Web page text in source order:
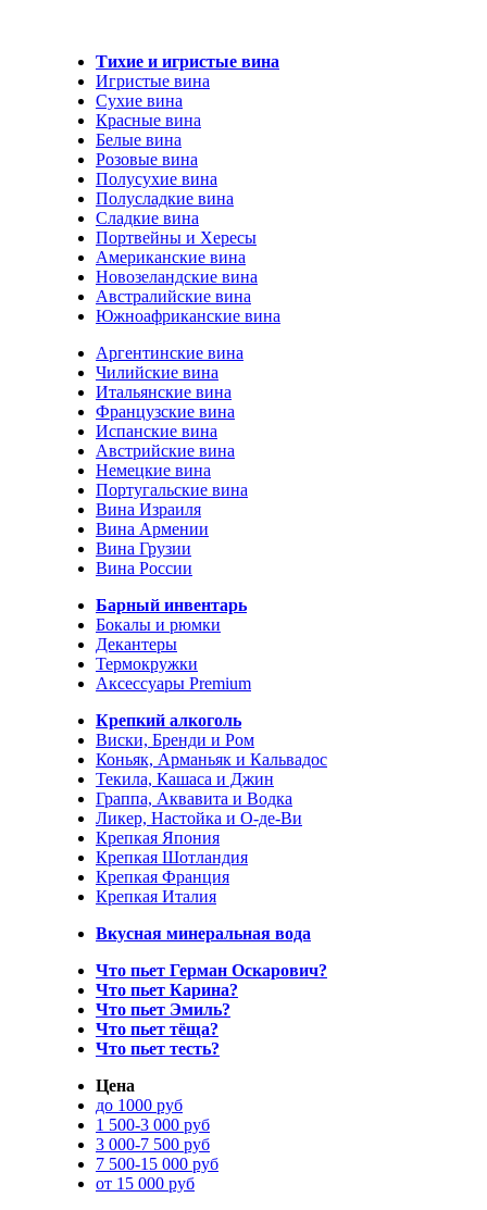
Тихие и игристые вина
Игристые вина
Сухие вина
Красные вина
Белые вина
Розовые вина
Полусухие вина
Полусладкие вина
Сладкие вина
Портвейны и Хересы
Американские вина
Новозеландские вина
Австралийские вина
Южноафриканские вина
Аргентинские вина
Чилийские вина
Итальянские вина
Французские вина
Испанские вина
Австрийские вина
Немецкие вина
Португальские вина
Вина Израиля
Вина Армении
Вина Грузии
Вина России
Барный инвентарь
Бокалы и рюмки
Декантеры
Термокружки
Аксессуары Premium
Крепкий алкоголь
Виски, Бренди и Ром
Коньяк, Арманьяк и Кальвадос
Текила, Кашаса и Джин
Граппа, Аквавита и Водка
Ликер, Настойка и О-де-Ви
Крепкая Япония
Крепкая Шотландия
Крепкая Франция
Крепкая Италия
Вкусная минеральная вода
Что пьет Герман Оскарович?
Что пьет Карина?
Что пьет Эмиль?
Что пьет тёща?
Что пьет тесть?
Цена
до 1000 руб
1 500-3 000 руб
3 000-7 500 руб
7 500-15 000 руб
от 15 000 руб